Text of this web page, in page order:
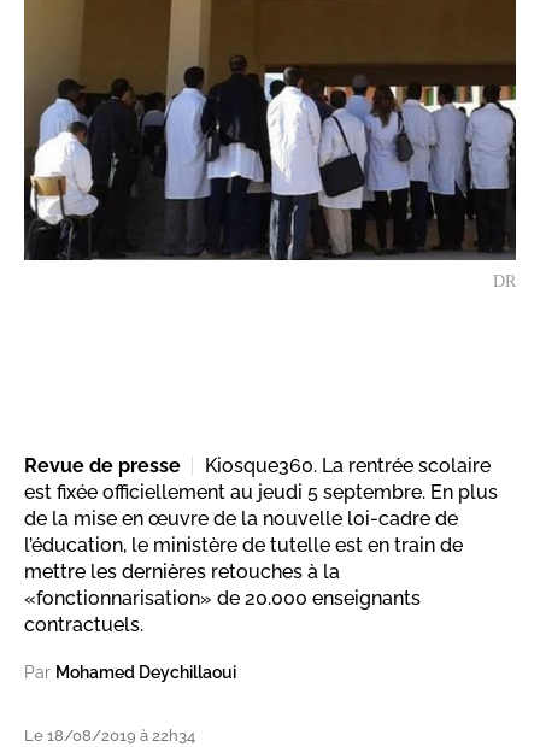
DR
Revue de presse
Kiosque360. La rentrée scolaire
est fixée officiellement au jeudi 5 septembre. En plus
de la mise en œuvre de la nouvelle loi-cadre de
l’éducation, le ministère de tutelle est en train de
mettre les dernières retouches à la
«fonctionnarisation» de 20.000 enseignants
contractuels.
Par Mohamed Deychillaoui
Le 18/08/2019 à 22h34